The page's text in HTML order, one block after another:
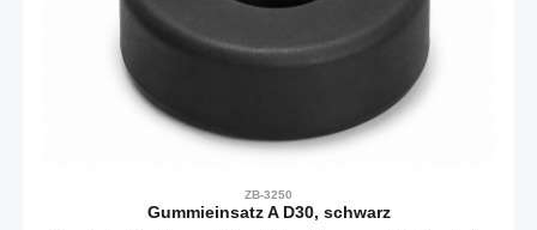
ZB-3250
Gummieinsatz A D30, schwarz